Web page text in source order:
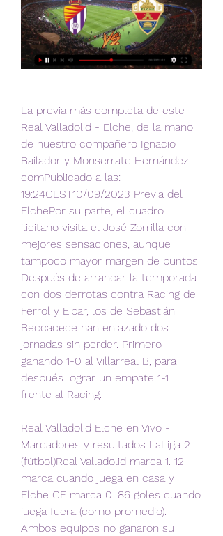
La previa más completa de este
Real Valladolid - Elche, de la mano
de nuestro compañero Ignacio
Bailador y Monserrate Hernández.
comPublicado a las:
19:24CEST10/09/2023 Previa del
ElchePor su parte, el cuadro
ilicitano visita el José Zorrilla con
mejores sensaciones, aunque
tampoco mayor margen de puntos.
Después de arrancar la temporada
con dos derrotas contra Racing de
Ferrol y Eibar, los de Sebastián
Beccacece han enlazado dos
jornadas sin perder. Primero
ganando 1-0 al Villarreal B, para
después lograr un empate 1-1
frente al Racing.
Real Valladolid Elche en Vivo -
Marcadores y resultados LaLiga 2
(fútbol)Real Valladolid marca 1. 12
marca cuando juega en casa y
Elche CF marca 0. 86 goles cuando
juega fuera (como promedio).
Ambos equipos no ganaron su